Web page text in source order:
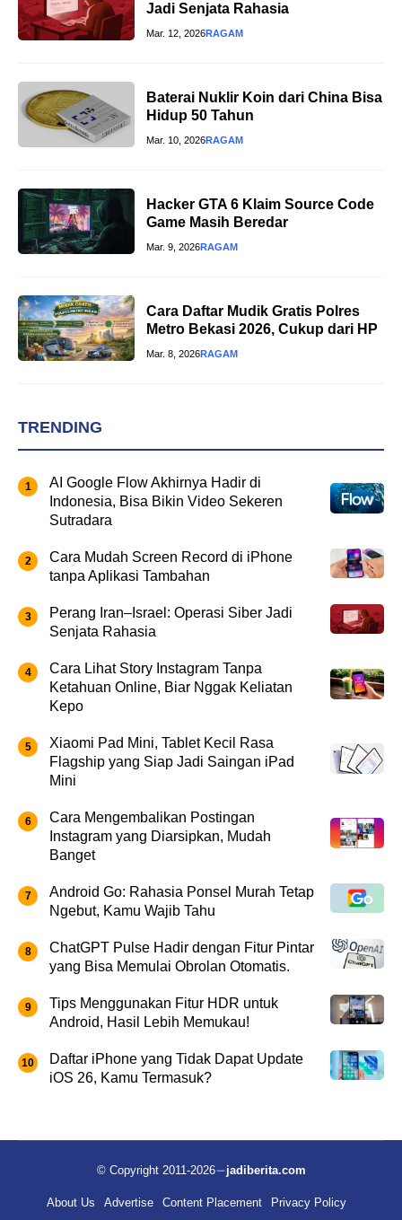
Jadi Senjata Rahasia
Mar. 12, 2026RAGAM
Baterai Nuklir Koin dari China Bisa
Hidup 50 Tahun
Mar. 10, 2026RAGAM
Hacker GTA 6 Klaim Source Code
Game Masih Beredar
Mar. 9, 2026RAGAM
Cara Daftar Mudik Gratis Polres
Metro Bekasi 2026, Cukup dari HP
Mar. 8, 2026RAGAM
TRENDING
AI Google Flow Akhirnya Hadir di
Indonesia, Bisa Bikin Video Sekeren
Sutradara
Cara Mudah Screen Record di iPhone
tanpa Aplikasi Tambahan
Perang Iran–Israel: Operasi Siber Jadi
Senjata Rahasia
Cara Lihat Story Instagram Tanpa
Ketahuan Online, Biar Nggak Keliatan
Kepo
Xiaomi Pad Mini, Tablet Kecil Rasa
Flagship yang Siap Jadi Saingan iPad
Mini
Cara Mengembalikan Postingan
Instagram yang Diarsipkan, Mudah
Banget
Android Go: Rahasia Ponsel Murah Tetap
Ngebut, Kamu Wajib Tahu
ChatGPT Pulse Hadir dengan Fitur Pintar
yang Bisa Memulai Obrolan Otomatis.
Tips Menggunakan Fitur HDR untuk
Android, Hasil Lebih Memukau!
Daftar iPhone yang Tidak Dapat Update
iOS 26, Kamu Termasuk?
© Copyright 2011-2026 jadiberita.com
About Us Advertise Content Placement
Privacy Policy